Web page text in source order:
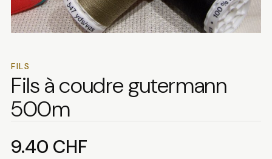
FILS
Fils à coudre gutermann
500m
9.40 CHF